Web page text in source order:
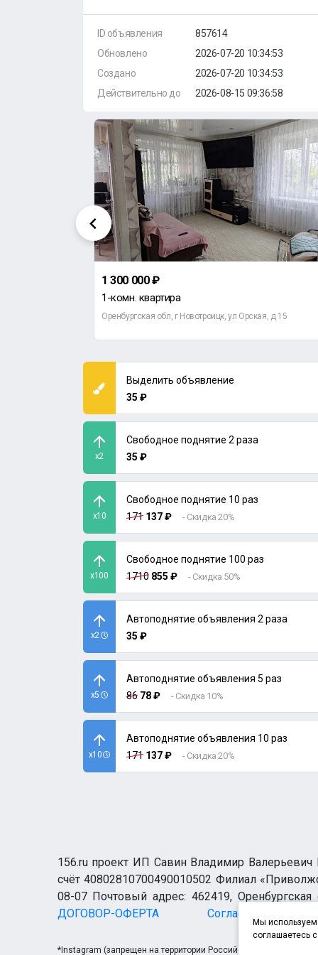
ID объявления
Обновлено
Создано
Действительно до
857614
2026-07-20 10:34:53
2026-07-20 10:34:53
2026-08-15 09:36:58
1 300 000 ₽
1-комн. квартира
Оренбургская обл, г Новотроицк, ул Орская, д 15
Выделить объявление
35 ₽
x2
Свободное поднятие 2 раза
35 ₽
x10
Свободное поднятие 10 раз
171 137 ₽ - Скидка 20%
x100
Свободное поднятие 100 раз
1710 855 ₽ - Скидка 50%
x2
Автоподнятие объявления 2 раза
35 ₽
x5
Автоподнятие объявления 5 раз
86 78 ₽ - Скидка 10%
x10
Автоподнятие объявления 10 раз
171 137 ₽ - Скидка 20%
156.ru проект ИП Савин Владимир
счёт 40802810700490010502 Филиал
08-07 Почтовый адрес: 462419,
ДОГОВОР-ОФЕРТА
Согласие
*Instagram (запрещен на территории Российской Федерации)
Мы
соглашаетесь